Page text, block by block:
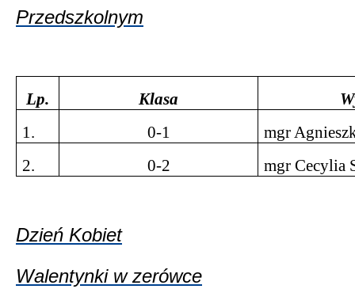
Przedszkolnym
Lp. Klasa
1.
0-1
mgr
2.
0-2 mgr Cecylia
Dzień Kobiet
Walentynki w zerówce